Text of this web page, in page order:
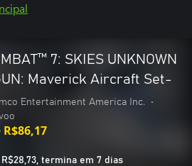
7: SKIES UNKNOWN
Maverick Aircraft Set-
Entertainment America Inc.
•
R$86,17
termina em 7 dias